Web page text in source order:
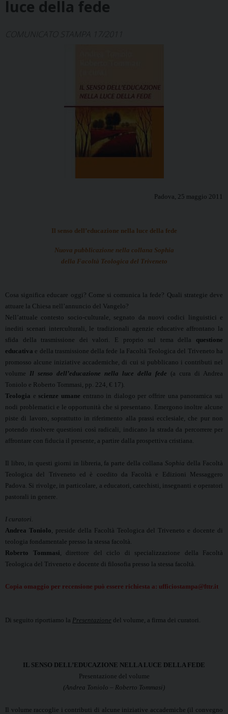
luce della fede
COMUNICATO STAMPA 17/2011
Padova, 25 maggio 2011
Il senso dell’educazione nella luce della fede
Nuova pubblicazione nella collana Sophia
della Facoltà Teologica del Triveneto
Cosa significa educare oggi? Come si comunica la fede? Quali strategie deve
attuare la Chiesa nell’annuncio del Vangelo?
Nell’attuale contesto socio-culturale, segnato da nuovi codici linguistici e
inediti scenari interculturali, le tradizionali agenzie educative affrontano la
sfida della trasmissione dei valori. E proprio sul tema della questione
educativa e della trasmissione della fede la Facoltà Teologica del Triveneto ha
promosso alcune iniziative accademiche, di cui si pubblicano i contributi nel
volume Il senso dell’educazione nella luce della fede (a cura di Andrea
Toniolo e Roberto Tommasi, pp. 224, € 17).
Teologia e scienze umane entrano in dialogo per offrire una panoramica sui
nodi problematici e le opportunità che si presentano. Emergono inoltre alcune
piste di lavoro, soprattutto in riferimento alla prassi ecclesiale, che pur non
potendo risolvere questioni così radicali, indicano la strada da percorrere per
affrontare con fiducia il presente, a partire dalla prospettiva cristiana.
Il libro, in questi giorni in libreria, fa parte della collana Sophia della Facoltà
Teologica del Triveneto ed è coedito da Facoltà e Edizioni Messaggero
Padova. Si rivolge, in particolare, a educatori, catechisti, insegnanti e operatori
pastorali in genere.
I curatori.
Andrea Toniolo, preside della Facoltà Teologica del Triveneto e docente di
teologia fondamentale presso la stessa facoltà.
Roberto Tommasi, direttore del ciclo di specializzazione della Facoltà
Teologica del Triveneto e docente di filosofia presso la stessa facoltà.
Copia omaggio per recensione può essere richiesta a: ufficiostampa@fttr.it
Di seguito riportiamo la Presentazione del volume, a firma dei curatori.
IL SENSO DELL’EDUCAZIONE NELLA LUCE DELLA FEDE
Presentazione del volume
(Andrea Toniolo – Roberto Tommasi)
Il volume raccoglie i contributi di alcune iniziative accademiche (il convegno